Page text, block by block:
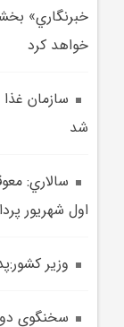
خبرنگاري»
خواهد کرد
سازمان
شد
سالاري:
اول شهريور
وزير
سخنگوي